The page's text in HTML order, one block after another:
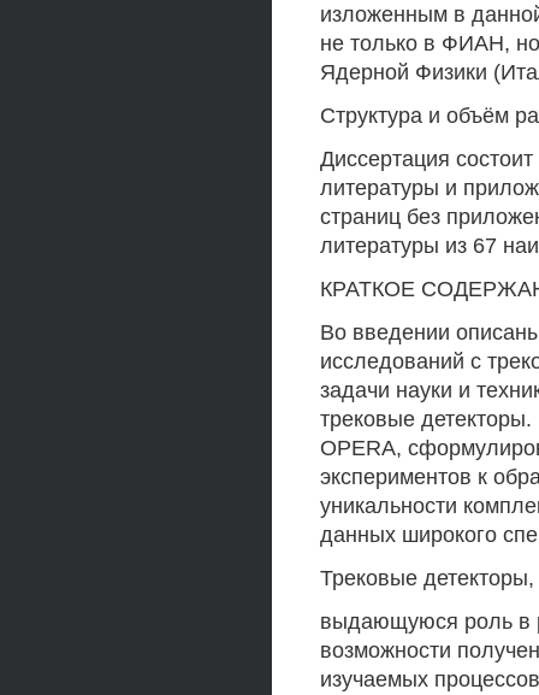
изложенным в
не только в ФИАН,
Ядерной Физики
Структура и объём
Диссертация
литературы и
страниц без
литературы из 67
КРАТКОЕ
Во введении
исследований с
задачи науки и
трековые
OPERA,
экспериментов к
уникальности
данных широкого
Трековые
выдающуюся роль в
возможности
изучаемых